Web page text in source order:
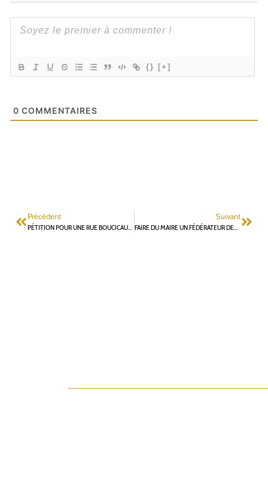
{} [+]
0 COMMENTAIRES
Précédent
PÉTITION POUR UNE RUE BOUCICAUT APAISÉE
Suivant
FAIRE DU MAIRE UN FÉDÉRATEUR DES INITIATIVES SUR SA COMMUNE : UNE PRIORITÉ CITOYENNE